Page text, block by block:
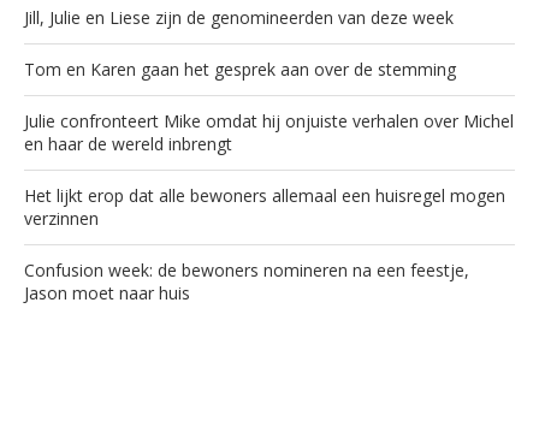
Jill, Julie en Liese zijn de genomineerden van deze week
Tom en Karen gaan het gesprek aan over de stemming
Julie confronteert Mike omdat hij onjuiste verhalen over Michel
en haar de wereld inbrengt
Het lijkt erop dat alle bewoners allemaal een huisregel mogen
verzinnen
Confusion week: de bewoners nomineren na een feestje,
Jason moet naar huis